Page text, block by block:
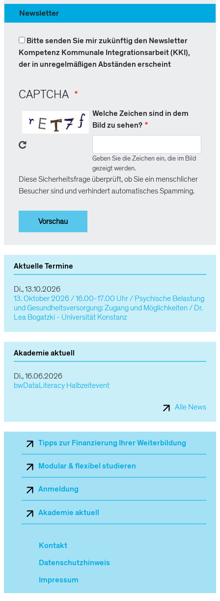
Newsletter
Bitte senden Sie mir zukünftig den Newsletter
Kompetenz Kommunale Integrationsarbeit (KKI),
der in unregelmäßigen Abständen erscheint
CAPTCHA
Welche Zeichen sind in dem
Bild zu sehen?
Geben Sie die Zeichen ein, die im Bild
gezeigt werden.
Diese Sicherheitsfrage überprüft, ob Sie ein menschlicher
Besucher sind und verhindert automatisches Spamming.
Aktuelle Termine
Di., 13.10.2026
13. Oktober 2026 / 16.00-17.00 Uhr / Psychische Belastung
und Gesundheitsversorgung: Zugang und Möglichkeiten / Dr.
Lea Bogatzki - Universität Konstanz
Akademie aktuell
Di., 16.06.2026
bwDataLiteracy Halbzeitevent
Alle News
Sekundärnavigation_Mobile
Tipps zur Finanzierung Ihrer Weiterbildung
Modular & flexibel studieren
Anmeldung
Akademie aktuell
Kontakt
Datenschutzhinweis
Impressum